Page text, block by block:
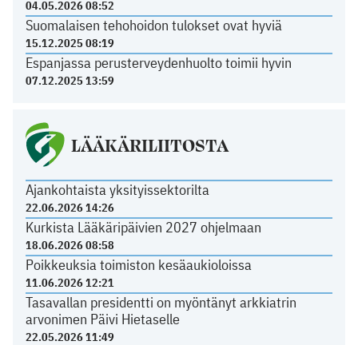
04.05.2026 08:52
Suomalaisen tehohoidon tulokset ovat hyviä
15.12.2025 08:19
Espanjassa perusterveydenhuolto toimii hyvin
07.12.2025 13:59
LÄÄKÄRILIITOSTA
Ajankohtaista yksityissektorilta
22.06.2026 14:26
Kurkista Lääkäripäivien 2027 ohjelmaan
18.06.2026 08:58
Poikkeuksia toimiston kesäaukioloissa
11.06.2026 12:21
Tasavallan presidentti on myöntänyt arkkiatrin
arvonimen Päivi Hietaselle
22.05.2026 11:49